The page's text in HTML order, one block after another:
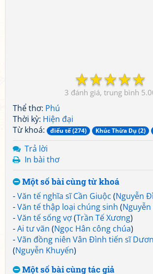
☆
☆
☆
☆
☆
3
Thể thơ: Phú
Thời kỳ: Hiện đại
Từ khoá:
điếu tế (274) Khúc Thừa Dụ (2)
Trả lời
In bài thơ
Một số bài cùng từ khoá
-Văn tế nghĩa sĩ Cần Giuộc (Nguyễn
-Văn tế thập loại chúng sinh (Nguyễn
-Văn tế sống vợ(Trần Tế Xương)
-Ai tư vãn (Ngọc Hân công chúa)
-Vãn đồng niên Vân Đình tiến sĩ
(Nguyễn Khuyến)
Một số bài cùng tác giả